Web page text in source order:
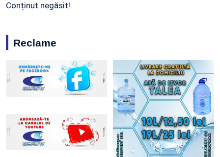
Conținut negăsit!
Reclame